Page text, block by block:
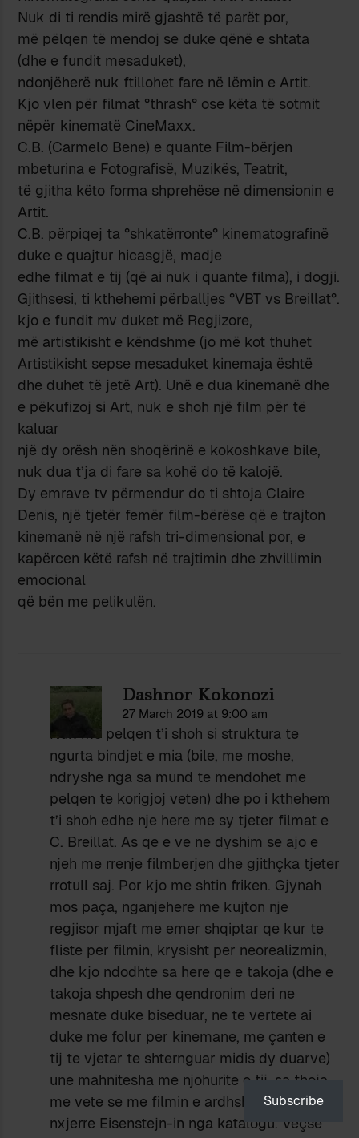
Nuk di ti rendis mirë gjashtë të parët por,
më pëlqen të mendoj se duke qënë e shtata
(dhe e fundit mesaduket),
ndonjëherë nuk ftillohet fare në lëmin e Artit.
Kjo vlen për filmat °thrash° ose këta të sotmit
nëpër kinematë CineMaxx.
C.B. (Carmelo Bene) e quante Film-bërjen
mbeturina e Fotografisë, Muzikës, Teatrit,
të gjitha këto forma shprehëse në dimensionin e
Artit.
C.B. përpiqej ta °shkatërronte° kinematografinë
duke e quajtur hicasgjë, madje
edhe filmat e tij (që ai nuk i quante filma), i dogji.
Gjithsesi, ti kthehemi përballjes °VBT vs Breillat°.
kjo e fundit mv duket më Regjizore,
më artistikisht e këndshme (jo më kot thuhet
Artistikisht sepse mesaduket kinemaja është
dhe duhet të jetë Art). Unë e dua kinemanë dhe
e pëkufizoj si Art, nuk e shoh një film për të
kaluar
një dy orësh nën shoqërinë e kokoshkave bile,
nuk dua t’ja di fare sa kohë do të kalojë.
Dy emrave tv përmendur do ti shtoja Claire
Denis, një tjetër femër film-bërëse që e trajton
kinemanë në një rafsh tri-dimensional por, e
kapërcen këtë rafsh në trajtimin dhe zhvillimin
emocional
që bën me pelikulën.
Dashnor Kokonozi
27 March 2019 at 9:00 am
Nuk me pelqen t’i shoh si struktura te
ngurta bindjet e mia (bile, me moshe,
ndryshe nga sa mund te mendohet me
pelqen te korigjoj veten) dhe po i kthehem
t’i shoh edhe nje here me sy tjeter filmat e
C. Breillat. As qe e ve ne dyshim se ajo e
njeh me rrenje filmberjen dhe gjithçka tjeter
rrotull saj. Por kjo me shtin friken. Gjynah
mos paça, nganjehere me kujton nje
regjisor mjaft me emer shqiptar qe kur te
fliste per filmin, krysisht per neorealizmin,
dhe kjo ndodhte sa here qe e takoja (dhe e
takoja shpesh dhe qendronim deri ne
mesnate duke biseduar, ne te vertete ai
duke me folur per kinemane, me çanten e
tij te vjetar te shternguar midis dy duarve)
une mahnitesha me njohurite e tij, sa thoja
me vete se me filmin e ardhshem ky do ta
nxjerre Eisenstejn-in nga katalogu. Veçse
Subscribe